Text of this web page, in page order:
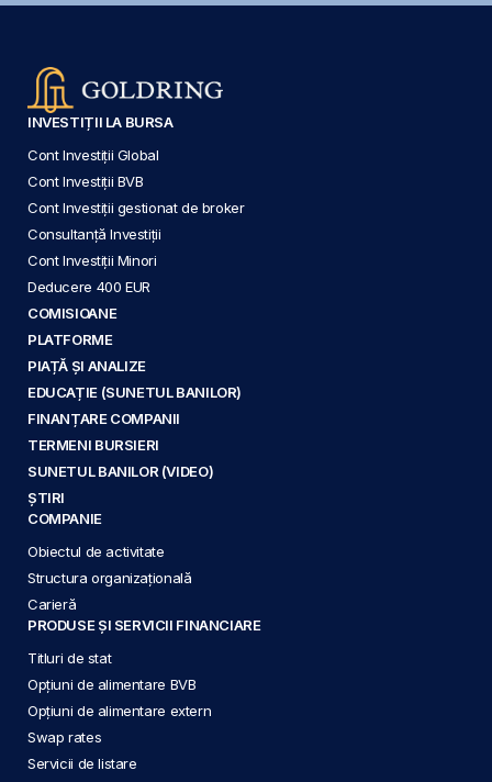
INVESTIȚII LA BURSA
Cont Investiții Global
Cont Investiții BVB
Cont Investiții gestionat de broker
Consultanță Investiții
Cont Investiții Minori
Deducere 400 EUR
COMISIOANE
PLATFORME
PIAȚĂ ȘI ANALIZE
EDUCAȚIE (SUNETUL BANILOR)
FINANȚARE COMPANII
TERMENI BURSIERI
SUNETUL BANILOR (VIDEO)
ȘTIRI
COMPANIE
Obiectul de activitate
Structura organizațională
Carieră
PRODUSE ȘI SERVICII FINANCIARE
Titluri de stat
Opțiuni de alimentare BVB
Opțiuni de alimentare extern
Swap rates
Servicii de listare